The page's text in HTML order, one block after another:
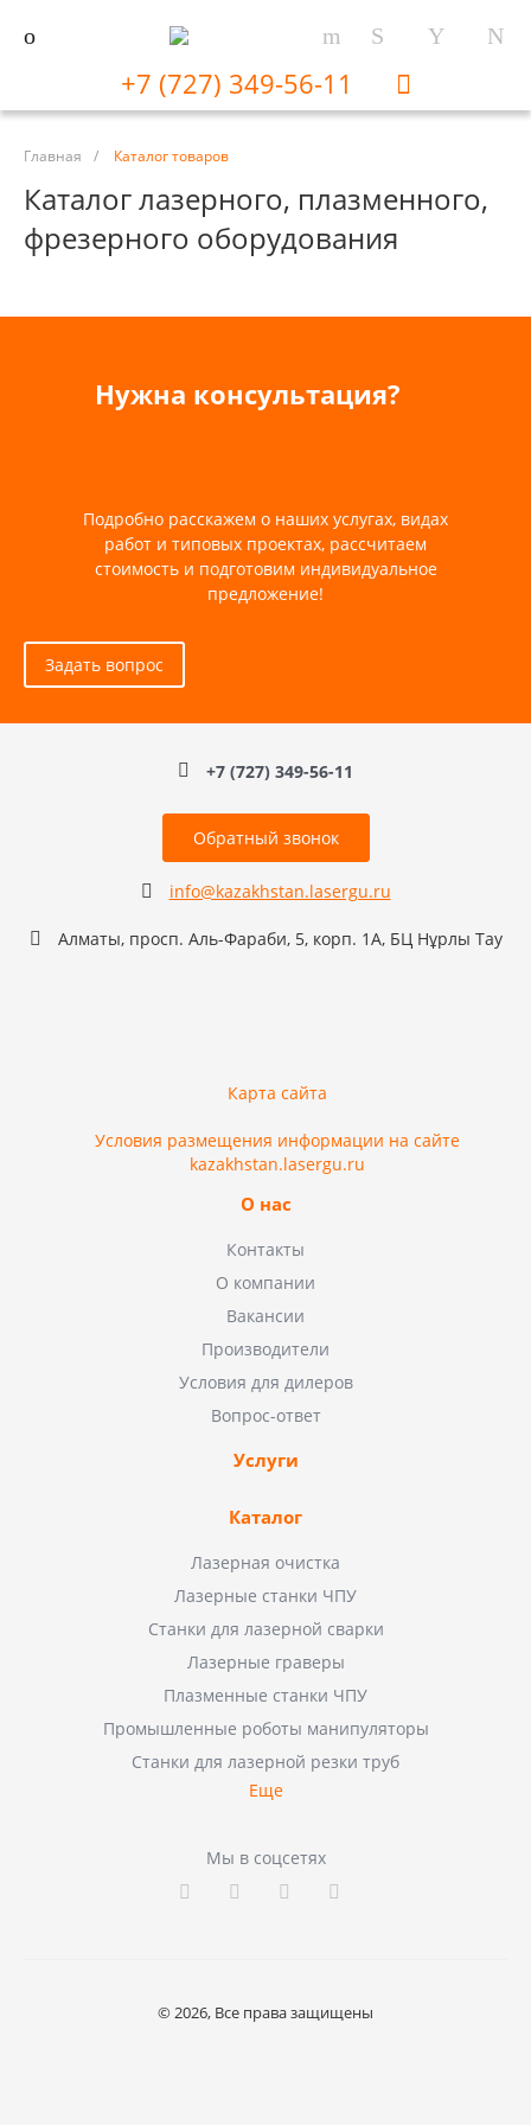
+7 (727) 349-56-11
Главная / Каталог товаров
Каталог лазерного, плазменного,
фрезерного оборудования
Нужна консультация?
Подробно расскажем о наших услугах, видах
работ и типовых проектах, рассчитаем
стоимость и подготовим индивидуальное
предложение!
Задать вопрос
+7 (727) 349-56-11
Обратный звонок
info@kazakhstan.lasergu.ru
Алматы, просп. Аль-Фараби, 5, корп. 1А, БЦ Нұрлы Тау
Карта сайта
Условия размещения информации на сайте
kazakhstan.lasergu.ru
О нас
Контакты
О компании
Вакансии
Производители
Условия для дилеров
Вопрос-ответ
Услуги
Каталог
Лазерная очистка
Лазерные станки ЧПУ
Станки для лазерной сварки
Лазерные граверы
Плазменные станки ЧПУ
Промышленные роботы манипуляторы
Станки для лазерной резки труб
Еще
Мы в соцсетях
© 2026, Все права защищены